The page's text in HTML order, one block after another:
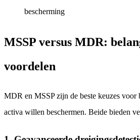
bescherming
MSSP versus MDR:
voordelen
MDR en MSSP zijn de beste keuzes
activa willen beschermen. Beide bieden